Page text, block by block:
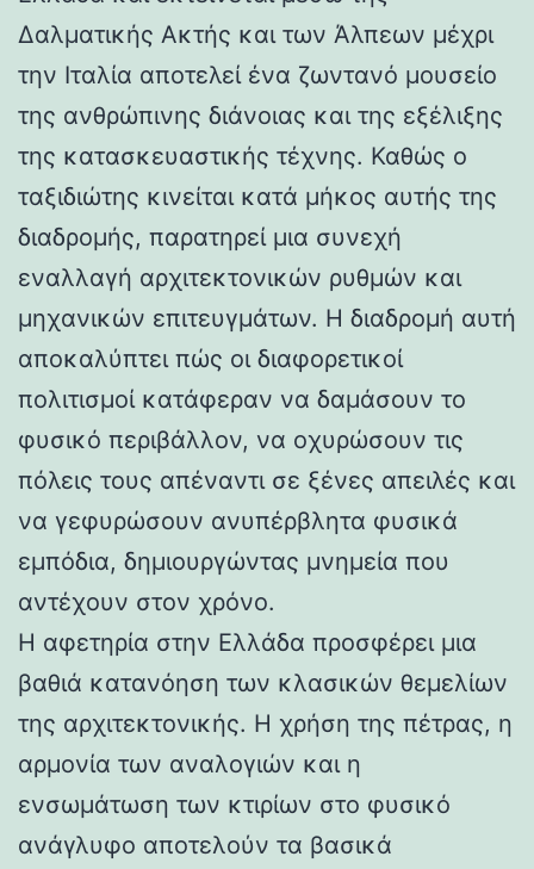
Δαλματικής Ακτής και των Άλπεων μέχρι
την Ιταλία αποτελεί ένα ζωντανό μουσείο
της ανθρώπινης διάνοιας και της εξέλιξης
της κατασκευαστικής τέχνης. Καθώς ο
ταξιδιώτης κινείται κατά μήκος αυτής της
διαδρομής, παρατηρεί μια συνεχή
εναλλαγή αρχιτεκτονικών ρυθμών και
μηχανικών επιτευγμάτων. Η διαδρομή αυτή
αποκαλύπτει πώς οι διαφορετικοί
πολιτισμοί κατάφεραν να δαμάσουν το
φυσικό περιβάλλον, να οχυρώσουν τις
πόλεις τους απέναντι σε ξένες απειλές και
να γεφυρώσουν ανυπέρβλητα φυσικά
εμπόδια, δημιουργώντας μνημεία που
αντέχουν στον χρόνο.
Η αφετηρία στην Ελλάδα προσφέρει μια
βαθιά κατανόηση των κλασικών θεμελίων
της αρχιτεκτονικής. Η χρήση της πέτρας, η
αρμονία των αναλογιών και η
ενσωμάτωση των κτιρίων στο φυσικό
ανάγλυφο αποτελούν τα βασικά